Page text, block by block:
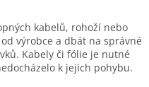
kabelů, rohoží nebo
výrobce a dbát na správné
Kabely či fólie je nutné
k jejich pohybu.